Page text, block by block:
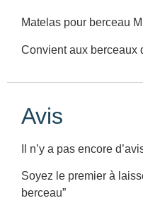
Matelas pour berceau
Convient aux berceaux
Avis
Il n’y a pas encore
Soyez le premier à
berceau”